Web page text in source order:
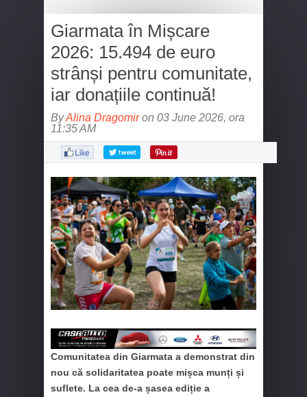
Giarmata în Mișcare
2026: 15.494 de euro
strânși pentru comunitate,
iar donațiile continuă!
ByAlina Dragomiron 03 June 2026, ora
11:35 AM
Comunitatea din Giarmata a demonstrat din
nou că solidaritatea poate mișca munți și
suflete. La cea de-a șasea ediție a